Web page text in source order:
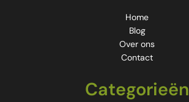
Home
Blog
Over ons
Contact
Categorieën